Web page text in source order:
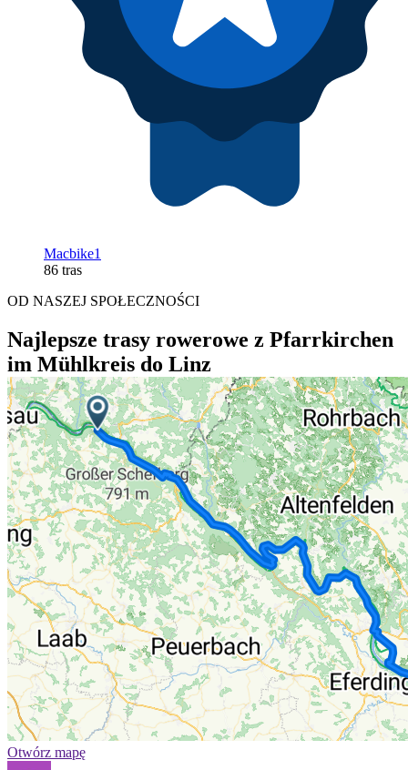
Macbike1
86 tras
OD NASZEJ SPOŁECZNOŚCI
Najlepsze trasy rowerowe z Pfarrkirchen
im Mühlkreis do Linz
Otwórz mapę